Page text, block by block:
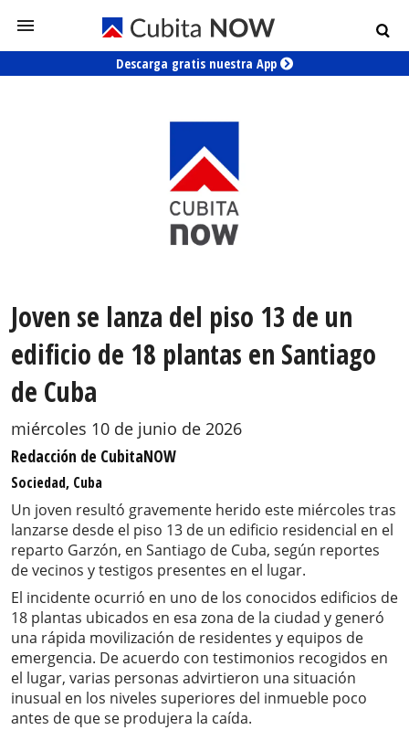
Descarga gratis nuestra App
Joven se lanza del piso 13 de un
edificio de 18 plantas en Santiago
de Cuba
miércoles 10 de junio de 2026
Redacción de CubitaNOW
Sociedad, Cuba
Un joven resultó gravemente herido este miércoles tras
lanzarse desde el piso 13 de un edificio residencial en el
reparto Garzón, en Santiago de Cuba, según reportes
de vecinos y testigos presentes en el lugar.
El incidente ocurrió en uno de los conocidos edificios de
18 plantas ubicados en esa zona de la ciudad y generó
una rápida movilización de residentes y equipos de
emergencia. De acuerdo con testimonios recogidos en
el lugar, varias personas advirtieron una situación
inusual en los niveles superiores del inmueble poco
antes de que se produjera la caída.